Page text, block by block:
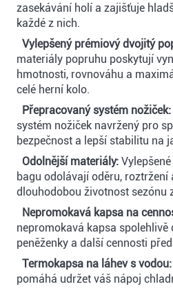
zasekávání holí a zajišťuje
každé z nich.
Vylepšený prémiový dvojitý
materiály popruhu poskytují
hmotnosti, rovnováhu a
celé herní kolo.
Přepracovaný systém nožiček:
systém nožiček navržený pro
bezpečnost a lepší stabilitu na
Odolnější materiály:
bagu odolávají oděru, roztržení
dlouhodobou životnost sezónu
Nepromokavá kapsa na
nepromokavá kapsa spolehlivě
peněženky a další cennosti
Termokapsa na láhev s vodou:
pomáhá udržet váš nápoj